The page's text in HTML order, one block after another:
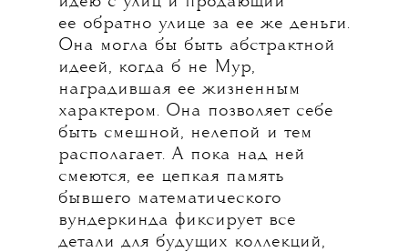
ее обратно улице за ее же деньги.
Она могла бы быть абстрактной
идеей, когда б не Мур,
наградившая ее жизненным
характером. Она позволяет себе
быть смешной, нелепой и тем
располагает. А пока над ней
смеются, ее цепкая память
бывшего математического
вундеркинда фиксирует все
детали для будущих коллекций,